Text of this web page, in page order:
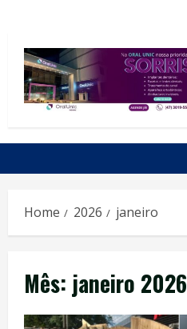
Home 2026 janeiro
Mês: janeiro 2026